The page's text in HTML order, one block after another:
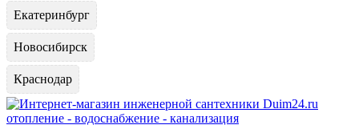
Екатеринбург
Новосибирск
Краснодар
отопление - водоснабжение - канализация